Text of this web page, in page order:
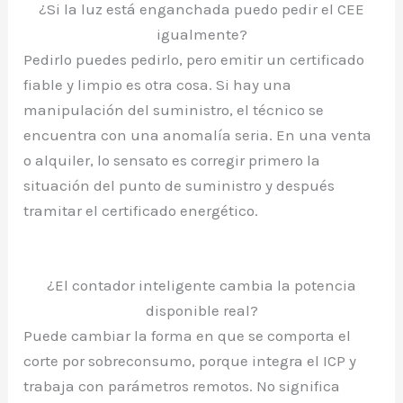
¿Si la luz está enganchada puedo pedir el CEE
igualmente?
Pedirlo puedes pedirlo, pero emitir un certificado
fiable y limpio es otra cosa. Si hay una
manipulación del suministro, el técnico se
encuentra con una anomalía seria. En una venta
o alquiler, lo sensato es corregir primero la
situación del punto de suministro y después
tramitar el certificado energético.
¿El contador inteligente cambia la potencia
disponible real?
Puede cambiar la forma en que se comporta el
corte por sobreconsumo, porque integra el ICP y
trabaja con parámetros remotos. No significa